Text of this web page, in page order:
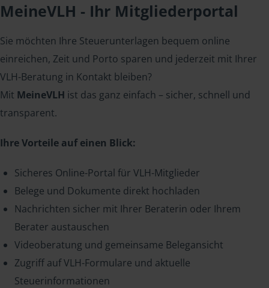
MeineVLH - Ihr Mitgliederportal
Sie möchten Ihre Steuerunterlagen bequem online
einreichen, Zeit und Porto sparen und jederzeit mit Ihrer
VLH-Beratung in Kontakt bleiben?
Mit MeineVLH ist das ganz einfach – sicher, schnell und
transparent.
Ihre Vorteile auf einen Blick:
Sicheres Online-Portal für VLH-Mitglieder
Belege und Dokumente direkt hochladen
Nachrichten sicher mit Ihrer Beraterin oder Ihrem
Berater austauschen
Videoberatung und gemeinsame Belegansicht
Zugriff auf VLH-Formulare und aktuelle
Steuerinformationen